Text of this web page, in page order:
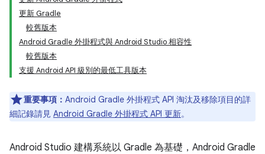
更新 Gradle
較舊版本
Android Gradle 外掛程式與 Android Studio 相容性
較舊版本
支援 Android API 級別的最低工具版本
重要事項： Android Gradle 外掛程式 API 淘汰及移除項目的詳
細記錄請見 Android Gradle 外掛程式 API 更新。
Android Studio 建構系統以 Gradle 為基礎，Android Gradle